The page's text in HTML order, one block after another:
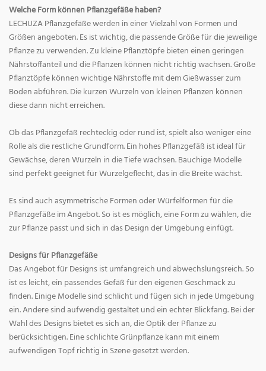
Welche Form können Pflanzgefäße haben?
LECHUZA Pflanzgefäße werden in einer Vielzahl von Formen und
Größen angeboten. Es ist wichtig, die passende Größe für die jeweilige
Pflanze zu verwenden. Zu kleine Pflanztöpfe bieten einen geringen
Nährstoffanteil und die Pflanzen können nicht richtig wachsen. Große
Pflanztöpfe können wichtige Nährstoffe mit dem Gießwasser zum
Boden abführen. Die kurzen Wurzeln von kleinen Pflanzen können
diese dann nicht erreichen.
Ob das Pflanzgefäß rechteckig oder rund ist, spielt also weniger eine
Rolle als die restliche Grundform. Ein hohes Pflanzgefäß ist ideal für
Gewächse, deren Wurzeln in die Tiefe wachsen. Bauchige Modelle
sind perfekt geeignet für Wurzelgeflecht, das in die Breite wächst.
Es sind auch asymmetrische Formen oder Würfelformen für die
Pflanzgefäße im Angebot. So ist es möglich, eine Form zu wählen, die
zur Pflanze passt und sich in das Design der Umgebung einfügt.
Designs für Pflanzgefäße
Das Angebot für Designs ist umfangreich und abwechslungsreich. So
ist es leicht, ein passendes Gefäß für den eigenen Geschmack zu
finden. Einige Modelle sind schlicht und fügen sich in jede Umgebung
ein. Andere sind aufwendig gestaltet und ein echter Blickfang. Bei der
Wahl des Designs bietet es sich an, die Optik der Pflanze zu
berücksichtigen. Eine schlichte Grünpflanze kann mit einem
aufwendigen Topf richtig in Szene gesetzt werden.